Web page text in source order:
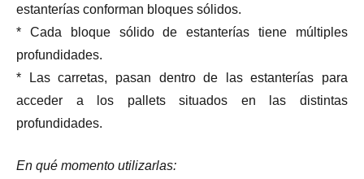
estanterías conforman bloques sólidos.
* Cada bloque sólido de estanterías tiene múltiples
profundidades.
* Las carretas, pasan dentro de las estanterías para
acceder a los pallets situados en las distintas
profundidades.
En qué momento utilizarlas: